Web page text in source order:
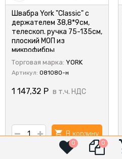
Швабра York "Classic" с
держателем 38,8*9см,
телескоп. ручка 75-135см,
плоский МОП из
микрофибры
Торговая марка: YORK
Артикул: 081080-н
1 147,32 Р в т.ч. НДС
В корзину
0 0